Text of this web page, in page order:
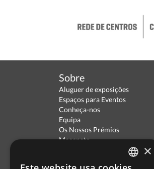
Sobre
Aluguer de exposições
Espaços para Eventos
Conheça-nos
Equipa
Os Nossos Prémios
Mecenato
×